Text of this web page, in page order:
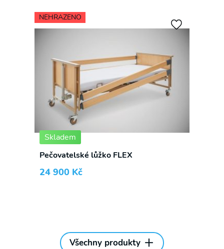
Skladem
NEHRAZENO
Pečovatelské lůžko FLEX
24 900 Kč
Všechny produkty